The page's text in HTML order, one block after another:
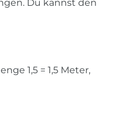
Du kannst den
1,5 = 1,5 Meter,